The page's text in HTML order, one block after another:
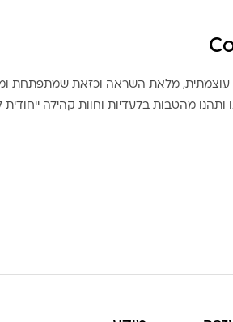
עוצמתית, מלאת השראה וכזאת שמתפתחת
ותהנו מהטבות בלעדיות וחוות קהילה